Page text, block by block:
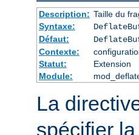
Description: Taille du
Syntaxe:
Défaut:
Contexte:
Statut:
Extension
Module:
La
spécifier